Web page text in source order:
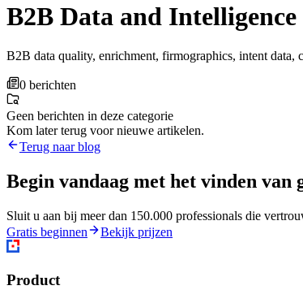
B2B Data and Intelligence
B2B data quality, enrichment, firmographics, intent data,
0 berichten
Geen berichten in deze categorie
Kom later terug voor nieuwe artikelen.
Terug naar blog
Begin vandaag met het vinden van
Sluit u aan bij meer dan 150.000 professionals die
Gratis beginnen
Bekijk prijzen
Product